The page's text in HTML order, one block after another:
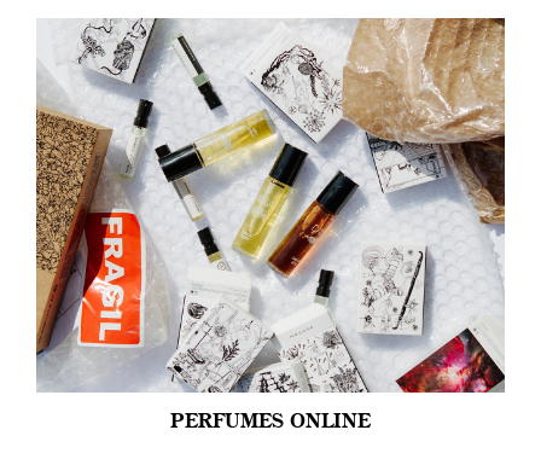
PERFUMES ONLINE